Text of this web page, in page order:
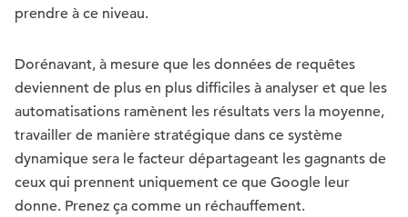
prendre à ce niveau.
Dorénavant, à mesure que les données de requêtes
deviennent de plus en plus difficiles à analyser et que les
automatisations ramènent les résultats vers la moyenne,
travailler de manière stratégique dans ce système
dynamique sera le facteur départageant les gagnants de
ceux qui prennent uniquement ce que Google leur
donne. Prenez ça comme un réchauffement.